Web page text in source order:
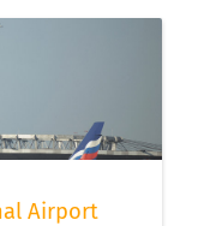
Airport